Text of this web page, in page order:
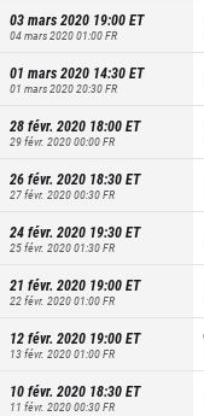
03 mars 2020 19:00ET
04 mars 2020 01:00FR
01 mars 2020 14:30ET
01 mars 2020 20:30FR
28 févr. 2020 18:00ET
29 févr. 2020 00:00FR
26 févr. 2020 18:30ET
27 févr. 2020 00:30FR
24 févr. 2020 19:30ET
25 févr. 2020 01:30FR
21 févr. 2020 19:00ET
22 févr. 2020 01:00FR
12 févr. 2020 19:00ET
13 févr. 2020 01:00FR
10 févr. 2020 18:30ET
11 févr. 2020 00:30FR